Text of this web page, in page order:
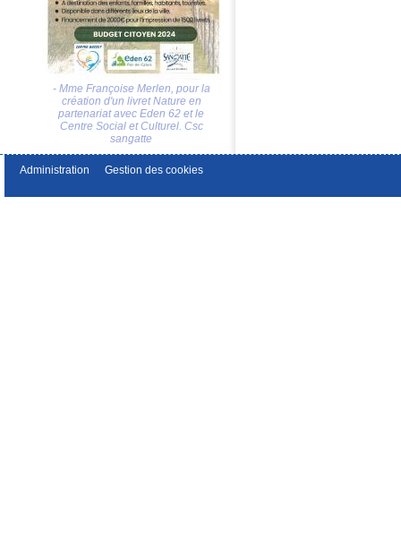
- Mme Françoise Merlen, pour la
création d'un livret Nature en
partenariat avec Eden 62 et le
Centre Social et Culturel. Csc
sangatte
Administration Gestion des cookies